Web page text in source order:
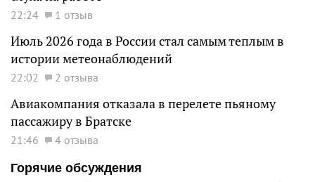
22:24 1 отзыв
Июль 2026 года в России стал самым теплым в
истории метеонаблюдений
22:02 2 отзыва
Авиакомпания отказала в перелете пьяному
пассажиру в Братске
21:46
4 отзыва
Горячие обсуждения